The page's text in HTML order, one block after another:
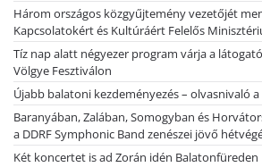
Három országos közgyűjtemény vezetőjét
Kapcsolatokért és Kultúráért Felelős
Tíz nap alatt négyezer program várja a
Völgye Fesztiválon
Újabb balatoni kezdeményezés – olvasnivaló
Baranyában, Zalában, Somogyban és
a DDRF Symphonic Band zenészei jövő
Két koncertet is ad Zorán idén Balatonfüreden